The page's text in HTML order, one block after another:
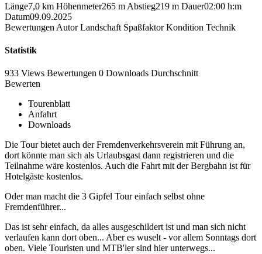
Länge7,0 km Höhenmeter265 m Abstieg219 m Dauer02:00 h:m
Datum09.09.2025
Bewertungen Autor Landschaft Spaßfaktor Kondition Technik
Statistik
933 Views Bewertungen 0 Downloads Durchschnitt
Bewerten
Tourenblatt
Anfahrt
Downloads
Die Tour bietet auch der Fremdenverkehrsverein mit Führung an,
dort könnte man sich als Urlaubsgast dann registrieren und die
Teilnahme wäre kostenlos. Auch die Fahrt mit der Bergbahn ist für
Hotelgäste kostenlos.
Oder man macht die 3 Gipfel Tour einfach selbst ohne
Fremdenführer...
Das ist sehr einfach, da alles ausgeschildert ist und man sich nicht
verlaufen kann dort oben... Aber es wuselt - vor allem Sonntags dort
oben. Viele Touristen und MTB'ler sind hier unterwegs...